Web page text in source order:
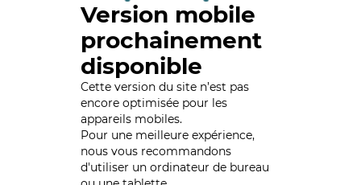
Version mobile
prochainement
disponible
Cette version du site n’est pas
encore optimisée pour les
appareils mobiles.
Pour une meilleure expérience,
nous vous recommandons
d'utiliser un ordinateur de bureau